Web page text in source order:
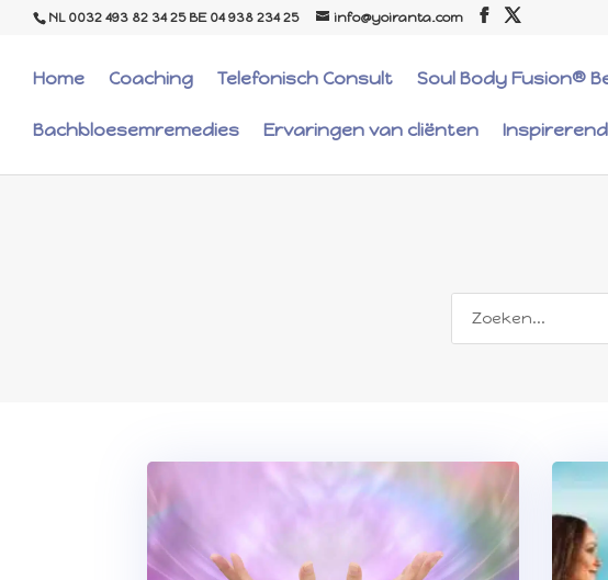
NL 0032 493 82 34 25 BE 04 938 234 25 info@yoiranta.com
Home Coaching Telefonisch Consult Soul Body Fusion®
Bachbloesemremedies Ervaringen van cliënten